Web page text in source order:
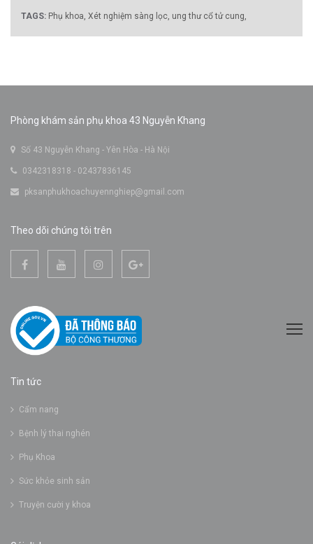
TAGS: Phụ khoa, Xét nghiệm sàng lọc, ung thư cổ tử cung,
Phòng khám sản phụ khoa 43 Nguyễn Khang
Số 43 Nguyễn Khang - Yên Hòa - Hà Nội
0342318318 - 02437836145
pksanphukhoachuyennghiep@gmail.com
Theo dõi chúng tôi trên
Tin tức
Cẩm nang
Bệnh lý thai nghén
Phụ Khoa
Sức khỏe sinh sản
Truyện cười y khoa